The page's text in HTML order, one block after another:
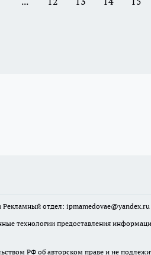
Рекламный отдел: ipmamedovae@yandex.ru
предоставления
РФ об авторском праве и не